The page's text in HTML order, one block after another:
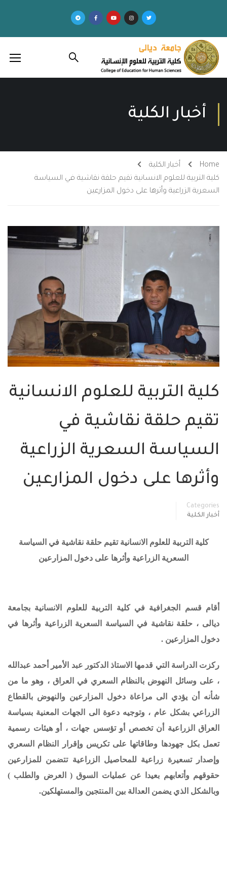
أخبار الكلية
Home
أخبار الكلية
كلية التربية للعلوم الانسانية تقيم حلقة نقاشية في السياسة
السعرية الزراعية وأثرها على دخول المزارعين
كلية التربية للعلوم الانسانية
تقيم حلقة نقاشية في
السياسة السعرية الزراعية
وأثرها على دخول المزارعين
Categories
أخبار الكلية
كلية التربية للعلوم الانسانية تقيم حلقة نقاشية في السياسة
السعرية الزراعية وأثرها على دخول المزارعين
أقام قسم الجغرافية في كلية التربية للعلوم الانسانية بجامعة
ديالى ، حلقة نقاشية في
السياسة السعرية الزراعية وأثرها في
دخول المزارعين .
ركزت الدراسة التي قدمها الاستاذ الدكتور عبد الأمير أحمد عبدالله
، على وسائل النهوض بالنظام السعري في العراق ، وهو ما من
شأنه أن يؤدي الى مراعاة دخول المزارعين والنهوض بالقطاع
الزراعي بشكل عام ، وتوجيه دعوة الى الجهات المعنية بسياسة
العراق الزراعية أن تخصص أو تؤسس جهات ، أو هيئات رسمية
تعمل بكل جهودها وطاقاتها على تكريس وإقرار النظام السعري
وإصدار تسعيرة زراعية للمحاصيل الزراعية تتضمن للمزارعين
حقوقهم وأتعابهم بعيدا عن عمليات السوق ( العرض والطلب )
وبالشكل الذي يضمن العدالة بين المنتجين والمستهلكين.